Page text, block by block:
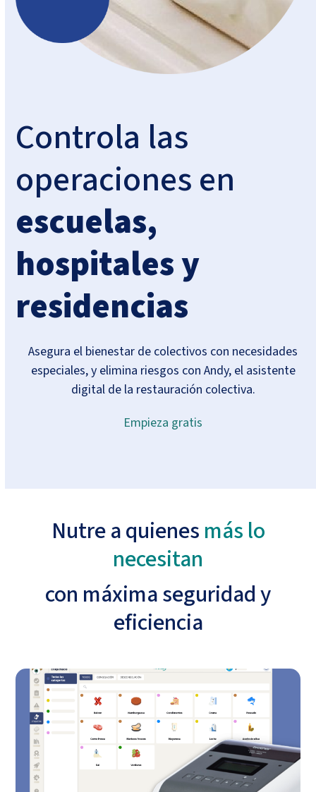
Controla las
operaciones en
escuelas,
hospitales y
residencias
Asegura el bienestar de colectivos con necesidades
especiales, y elimina riesgos con Andy, el asistente
digital de la restauración colectiva.
Empieza gratis
Nutre a quienesmás lo
necesitan
con máxima seguridad y
eficiencia